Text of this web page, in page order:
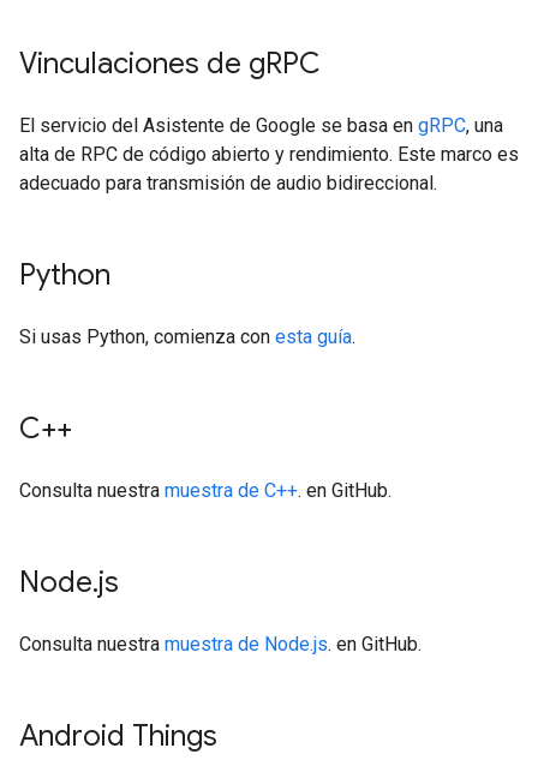
Vinculaciones de gRPC
El servicio del Asistente de Google se basa en gRPC, una
alta de RPC de código abierto y rendimiento. Este marco es
adecuado para transmisión de audio bidireccional.
Python
Si usas Python, comienza con esta guía.
C++
Consulta nuestra muestra de C++. en GitHub.
Node.js
Consulta nuestra muestra de Node.js. en GitHub.
Android Things